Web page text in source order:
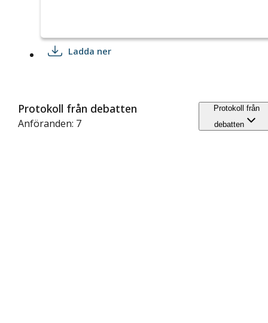
Ladda ner
Protokoll från debatten
Anföranden: 7
Protokoll från
debatten